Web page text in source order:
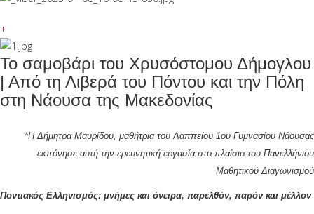
+
Το σαμοβάρι του Χρυσόστομου Δήμογλου
| Από τη Λιβερά του Πόντου και την Πόλη
στη Νάουσα της Μακεδονίας
*ΗΔήμητρα Μαυρίδου, μαθήτρια του Λαππείου 1ου Γυμνασίου Νάουσας
εκπόνησε αυτή την ερευνητική εργασία στο πλαίσιο του Πανελλήνιου
Μαθητικού Διαγωνισμού
Ποντιακός Ελληνισμός: μνήμες και όνειρα, παρελθόν, παρόν και μέλλον